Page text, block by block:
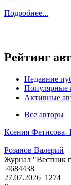
Подробнее...
Рейтинг
Недавние
Популярные
Активные
Все авторы
Ксения Фетисова-
Розанов Валерий
Журнал "Вестник
4684438
27.07.2026 1274